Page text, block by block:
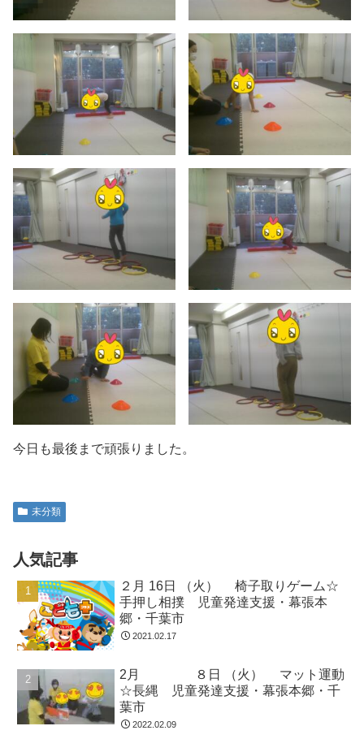
今日も最後まで頑張りました。
未分類
人気記事
２月 16日 （火） 椅子取りゲーム☆
手押し相撲 児童発達支援・幕張本
郷・千葉市
2021.02.17
2月 ８日 （火） マット運動
☆長縄 児童発達支援・幕張本郷・千
葉市
2022.02.09